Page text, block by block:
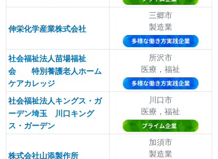
伸栄化学産業株式会社
三郷市
製造業
社会福祉法人苗場福祉
会 特別養護老人ホーム
ケアカレッジ
所沢市
医療，福祉
社会福祉法人キングス・ガ
ーデン埼玉 川口キング
ス・ガーデン
川口市
医療，福祉
株式会社山添製作所
加須市
製造業